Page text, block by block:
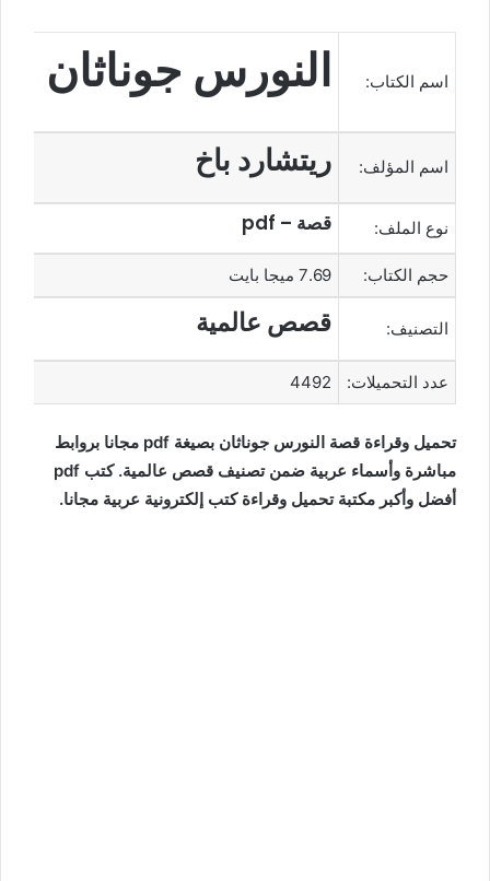
اسم الكتاب: النورس جوناثان
اسم المؤلف: ريتشارد باخ
نوع الملف: قصة – pdf
حجم الكتاب: 7.69 ميجا بايت
التصنيف: قصص عالمية
عدد التحميلات: 4492
تحميل وقراءة قصة النورس جوناثان بصيغة pdf مجانا بروابط
مباشرة وأسماء عربية ضمن تصنيف قصص عالمية. كتب pdf
أفضل وأكبر مكتبة تحميل وقراءة كتب إلكترونية عربية مجانا.